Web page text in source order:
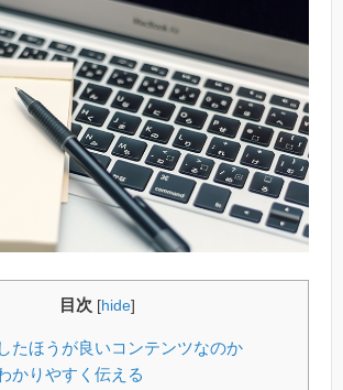
目次 [hide]
たほうが良いコンテンツなのか
かりやすく伝える